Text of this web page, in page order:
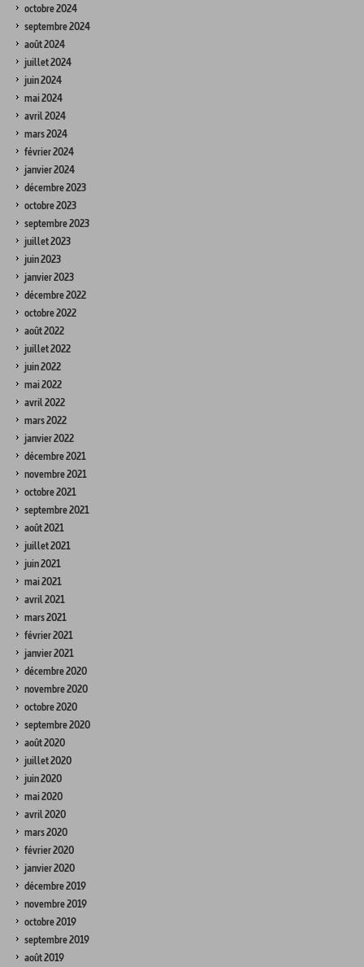
octobre 2024
septembre 2024
août 2024
juillet 2024
juin 2024
mai 2024
avril 2024
mars 2024
février 2024
janvier 2024
décembre 2023
octobre 2023
septembre 2023
juillet 2023
juin 2023
janvier 2023
décembre 2022
octobre 2022
août 2022
juillet 2022
juin 2022
mai 2022
avril 2022
mars 2022
janvier 2022
décembre 2021
novembre 2021
octobre 2021
septembre 2021
août 2021
juillet 2021
juin 2021
mai 2021
avril 2021
mars 2021
février 2021
janvier 2021
décembre 2020
novembre 2020
octobre 2020
septembre 2020
août 2020
juillet 2020
juin 2020
mai 2020
avril 2020
mars 2020
février 2020
janvier 2020
décembre 2019
novembre 2019
octobre 2019
septembre 2019
août 2019